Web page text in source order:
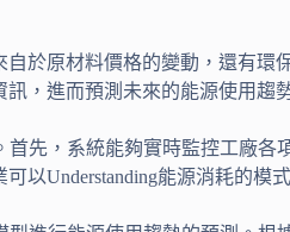
於原材料價格的變動，還有
，進而預測未來的能源使用趨
先，系統能夠實時監控工廠
以Understanding能源消耗的